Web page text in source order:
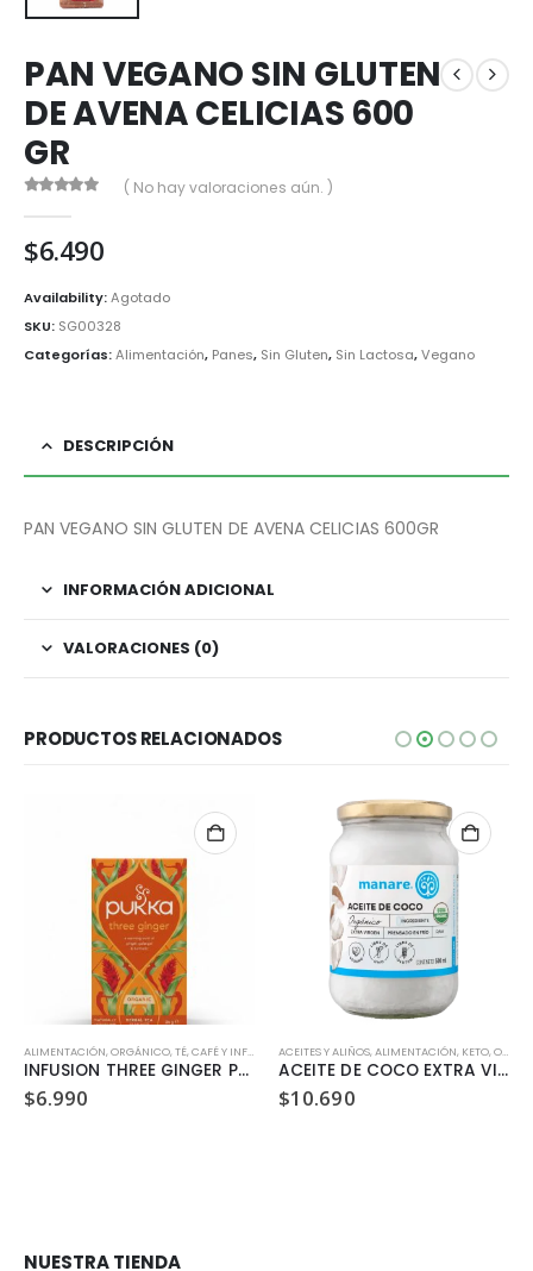
PAN VEGANO SIN GLUTEN
DE AVENA CELICIAS 600
GR
( No hay valoraciones aún. )
$6.490
Availability:Agotado
SKU: SG00328
Categorías:Alimentación, Panes, Sin Gluten, Sin Lactosa,Vegano
DESCRIPCIÓN
PAN VEGANO SIN GLUTEN DE AVENA CELICIAS 600GR
INFORMACIÓN ADICIONAL
VALORACIONES (0)
PRODUCTOS RELACIONADOS
,SIN LACTOSA
ALIMENTACIÓN,ORGÁNICO,TÉ, CAFÉ Y INFUSIONES ,VEGANO
INFUSION THREE GINGER PUKKA
$6.990
ACEITES Y ALIÑOS,ALIMENTACIÓN, KETO,ORGÁNICO
ACEITE DE COCO EXTRA VIRGEN ORGANICO MANARE 500ML
$10.690
NUESTRA TIENDA